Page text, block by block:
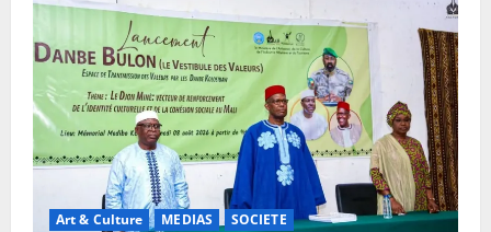
Art & Culture MEDIAS SOCIETE